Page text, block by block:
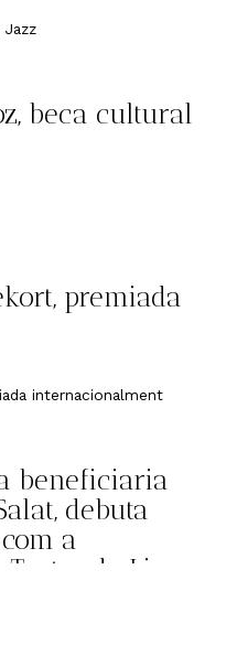
beca cultural
premiada
beneficiaria
debuta
a
de Liceu